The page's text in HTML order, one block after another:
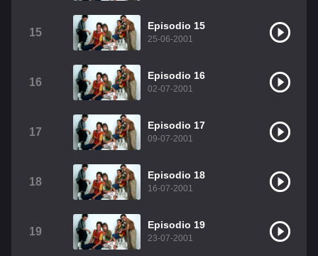
15
Episodio 15
25-06-2001
16
Episodio 16
02-07-2001
17
Episodio 17
09-07-2001
18
Episodio 18
16-07-2001
19
Episodio 19
23-07-2001